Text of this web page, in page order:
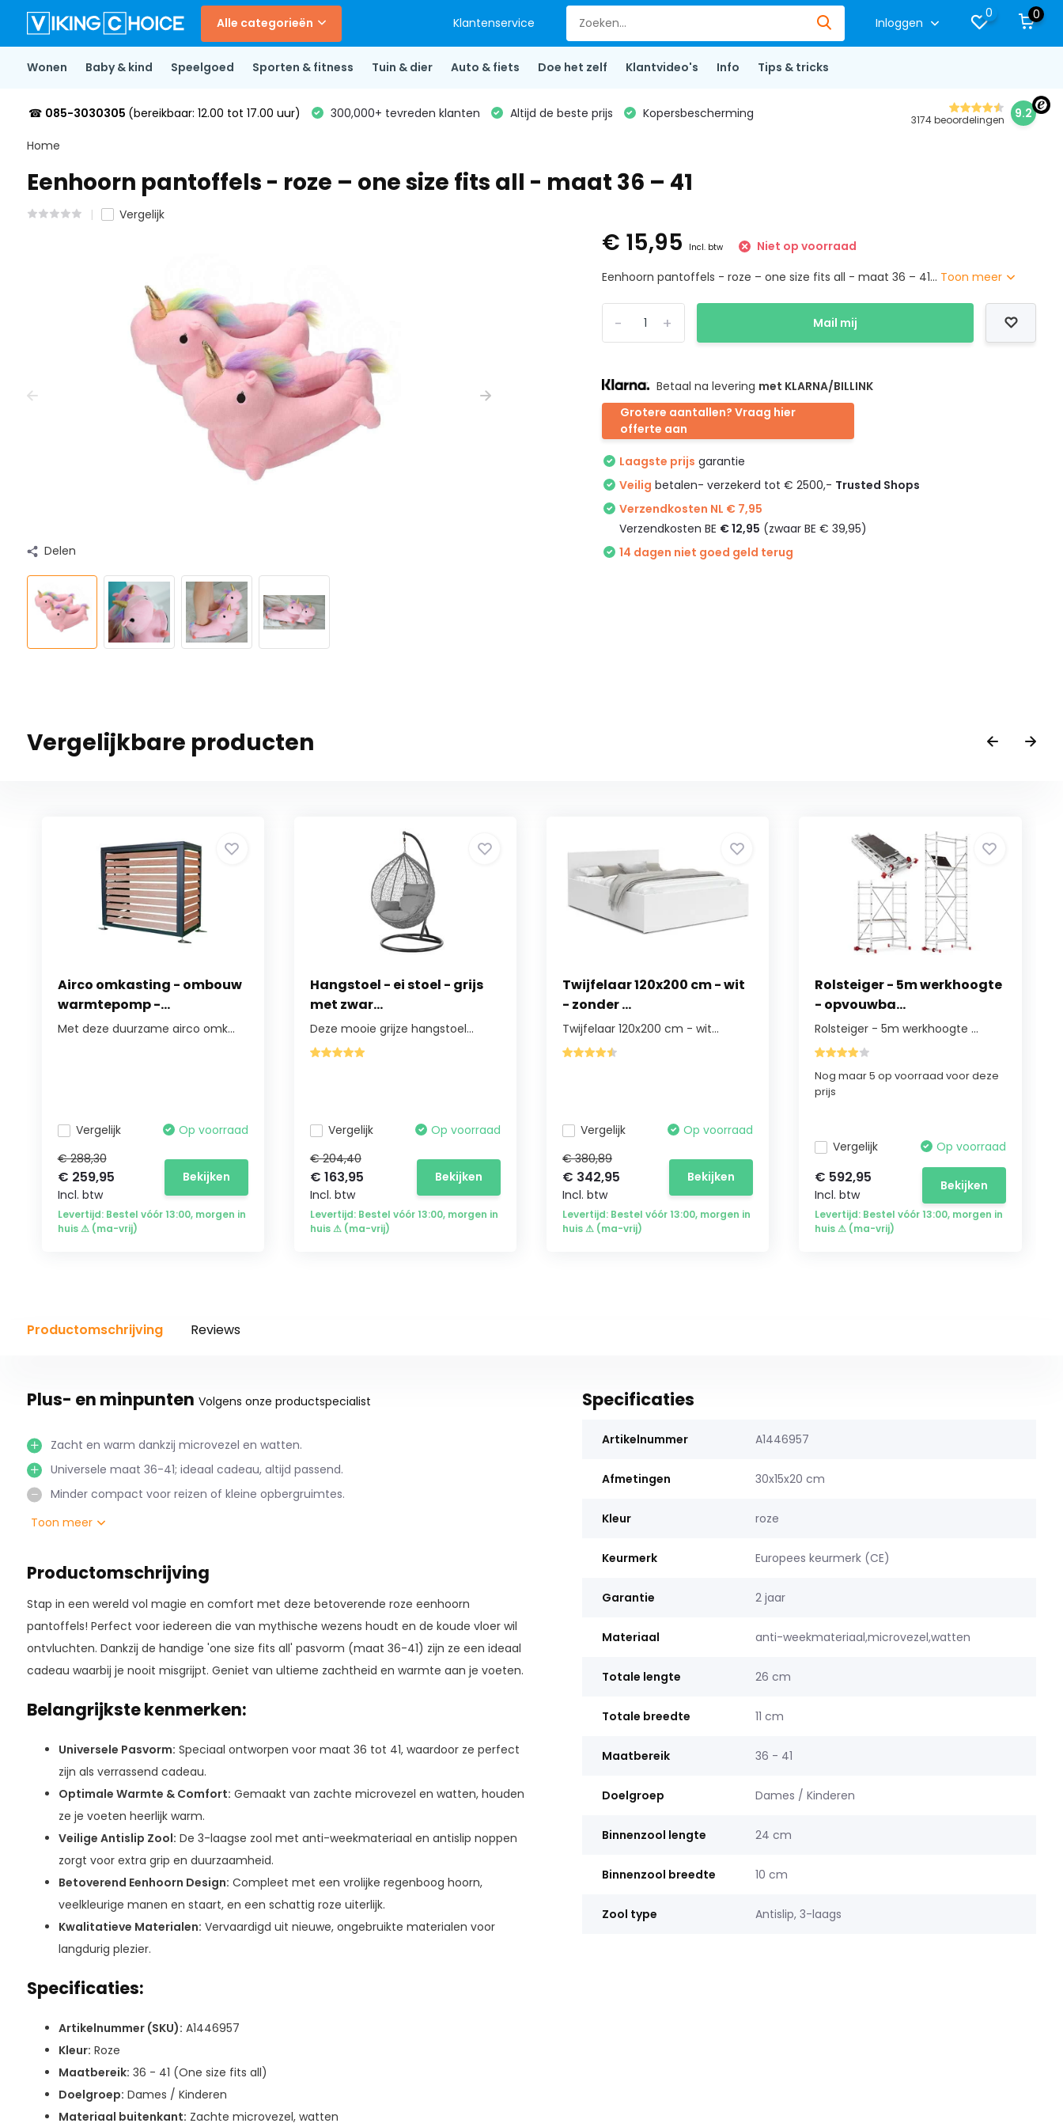
Alle categorieën Klantenservice Inloggen
0 0
Wonen Baby & kind Speelgoed Sporten & fitness Tuin & dier Auto & fiets Doe het zelf Klantvideo's Info Tips & tricks
☎ 085-3030305 (bereikbaar: 12.00 tot 17.00 uur) 300,000+ tevreden klanten Altijd de beste prijs Kopersbescherming 3174 beoordelingen 9.2
Home
Eenhoorn pantoffels - roze – one size fits all - maat 36 – 41
Vergelijk
Delen
€ 15,95 Incl. btw
Niet op voorraad
Eenhoorn pantoffels - roze – one size fits all - maat 36 – 41... Toon meer
+
- Mail mij
Betaal na levering met KLARNA/BILLINK
Grotere aantallen? Vraag hier
offerte aan
Laagste prijs garantie
Veilig betalen- verzekerd tot € 2500,- Trusted Shops
Verzendkosten NL € 7,95
Verzendkosten BE € 12,95 (zwaar BE € 39,95)
14 dagen niet goed geld terug
Vergelijkbare producten
Airco omkasting - ombouw
warmtepomp -...
Met deze duurzame airco omk...
Vergelijk
Op voorraad
€ 288,30
€ 259,95
Incl. btw
Bekijken
Levertijd: Bestel vóór 13:00, morgen in
huis ⚠ (ma-vrij)
Hangstoel - ei stoel - grijs
met zwar...
Deze mooie grijze hangstoel...
Vergelijk
Op voorraad
€ 204,40
€ 163,95
Incl. btw
Bekijken
Levertijd: Bestel vóór 13:00, morgen in
huis ⚠ (ma-vrij)
Twijfelaar 120x200 cm - wit
- zonder ...
Twijfelaar 120x200 cm - wit...
Vergelijk
Op voorraad
€ 380,89
€ 342,95
Incl. btw
Bekijken
Levertijd: Bestel vóór 13:00, morgen in
huis ⚠ (ma-vrij)
Rolsteiger - 5m werkhoogte
- opvouwba...
Rolsteiger - 5m werkhoogte ...
Nog maar 5 op voorraad voor deze
prijs
Vergelijk Op voorraad
€ 592,95
Incl. btw
Bekijken
Levertijd: Bestel vóór 13:00, morgen in
huis ⚠ (ma-vrij)
Productomschrijving Reviews
Plus- en minpunten Volgens onze productspecialist
Zacht en warm dankzij microvezel en watten.
Universele maat 36-41; ideaal cadeau, altijd passend.
Minder compact voor reizen of kleine opbergruimtes.
Toon meer
Productomschrijving
Stap in een wereld vol magie en comfort met deze betoverende roze eenhoorn
pantoffels! Perfect voor iedereen die van mythische wezens houdt en de koude vloer wil
ontvluchten. Dankzij de handige 'one size fits all' pasvorm (maat 36-41) zijn ze een ideaal
cadeau waarbij je nooit misgrijpt. Geniet van ultieme zachtheid en warmte aan je voeten.
Belangrijkste kenmerken:
Universele Pasvorm: Speciaal ontworpen voor maat 36 tot 41, waardoor ze perfect
zijn als verrassend cadeau.
Optimale Warmte & Comfort: Gemaakt van zachte microvezel en watten, houden
ze je voeten heerlijk warm.
Veilige Antislip Zool: De 3-laagse zool met anti-weekmateriaal en antislip noppen
zorgt voor extra grip en duurzaamheid.
Betoverend Eenhoorn Design: Compleet met een vrolijke regenboog hoorn,
veelkleurige manen en staart, en een schattig roze uiterlijk.
Kwalitatieve Materialen: Vervaardigd uit nieuwe, ongebruikte materialen voor
langdurig plezier.
Specificaties:
Artikelnummer (SKU): A1446957
Kleur: Roze
Maatbereik: 36 - 41 (One size fits all)
Doelgroep: Dames / Kinderen
Materiaal buitenkant: Zachte microvezel, watten
Specificaties
Artikelnummer A1446957
Afmetingen 30x15x20 cm
Kleur roze
Keurmerk Europees keurmerk (CE)
Garantie 2 jaar
Materiaal anti-weekmateriaal,microvezel,watten
Totale lengte 26 cm
Totale breedte 11 cm
Maatbereik 36 - 41
Doelgroep Dames / Kinderen
Binnenzool lengte 24 cm
Binnenzool breedte 10 cm
Zool type Antislip, 3-laags